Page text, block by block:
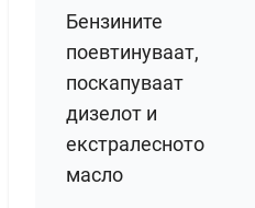
Бензините
поевтинуваат,
поскапуваат
дизелот и
екстралесното
масло